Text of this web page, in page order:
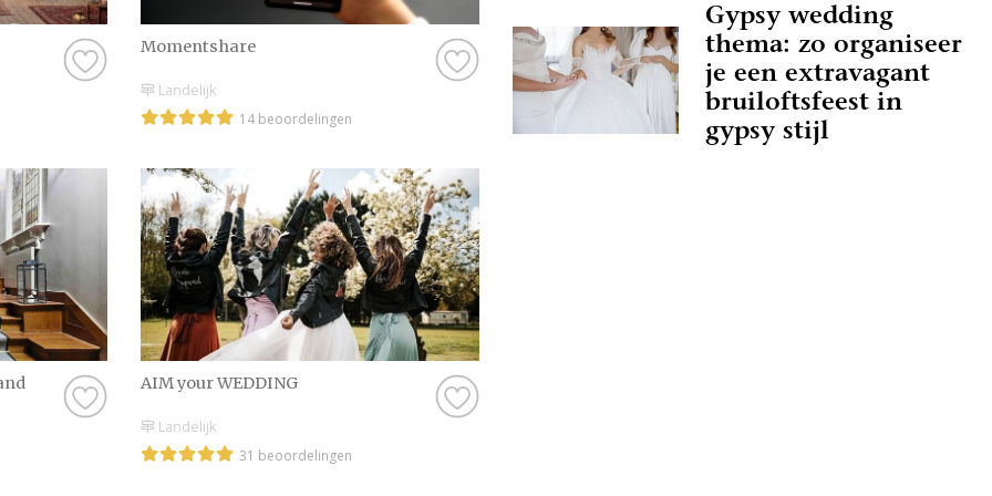
bijvoorbeeld wel goed overweg kan met de professional in Almelo,
want dat is natuurlijk best wel belangrijk. Als je geen goed gevoel
hebt bij een professional, of het klikt gewoon net even niet helemaal
goed, dan zijn er nog genoeg andere professionals in Almelo te
vinden, dus daar hoef je je echt geen zorgen over te maken.
Kortom: gebruik Trouwen.nl als zoekmachine voor de leukste
Diversen in Almelo, of kruip met een kop thee op de bank en scroll
door onze leuke inspiratie-artikelen heen. Droom alvast weg bij de
prachtige foto’s en sfeerbeelden en denk je in hoe geweldig jullie
bruiloft wordt met behulp van alle informatie op Trouwen.nl! Wij
wensen jullie alvast een geweldige tijd toe!
Momentshare
Landelijk
14 beoordelingen
AIM your WEDDING
Landelijk
31 beoordelingen
Gypsy wedding
thema: zo organiseer
je een extravagant
bruiloftsfeest in
gypsy stijl